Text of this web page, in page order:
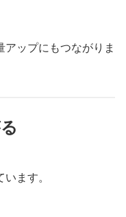
ップにもつながりま
ます。